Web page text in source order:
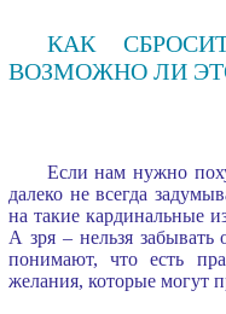
КАК
ВОЗМОЖНО ЛИ
Если нам нужно
далеко не всегда
на такие кардинальные
А зря – нельзя
понимают, что есть
желания, которые могут